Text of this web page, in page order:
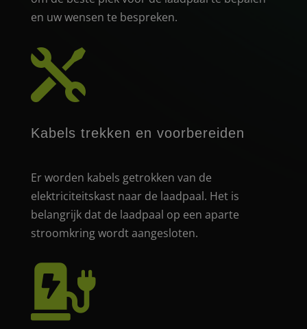
en uw wensen te bespreken.

Kabels trekken en voorbereiden
Er worden kabels getrokken van de
elektriciteitskast naar de laadpaal. Het is
belangrijk dat de laadpaal op een aparte
stroomkring wordt aangesloten.
